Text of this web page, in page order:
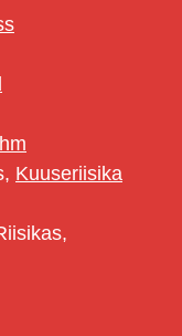
Kuuseriisika